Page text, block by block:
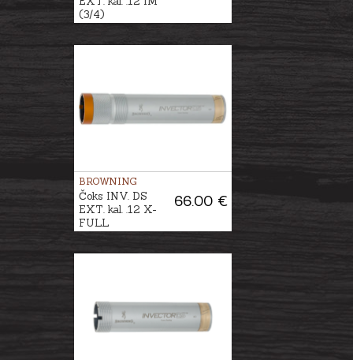
(3/4)
BROWNING
66.00 €
Čoks INV. DS
EXT. kal. .12 X-
FULL